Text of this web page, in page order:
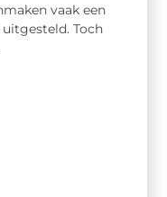
vaak een
Toch